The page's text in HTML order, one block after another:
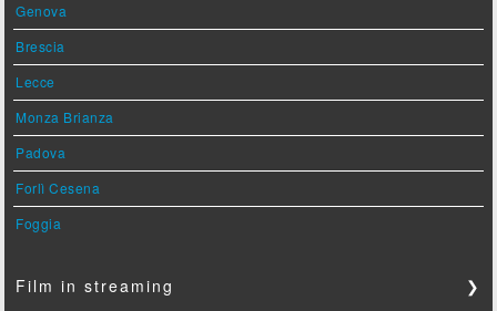
Genova
Brescia
Lecce
Monza Brianza
Padova
Forlì Cesena
Foggia
Film in streaming ❯